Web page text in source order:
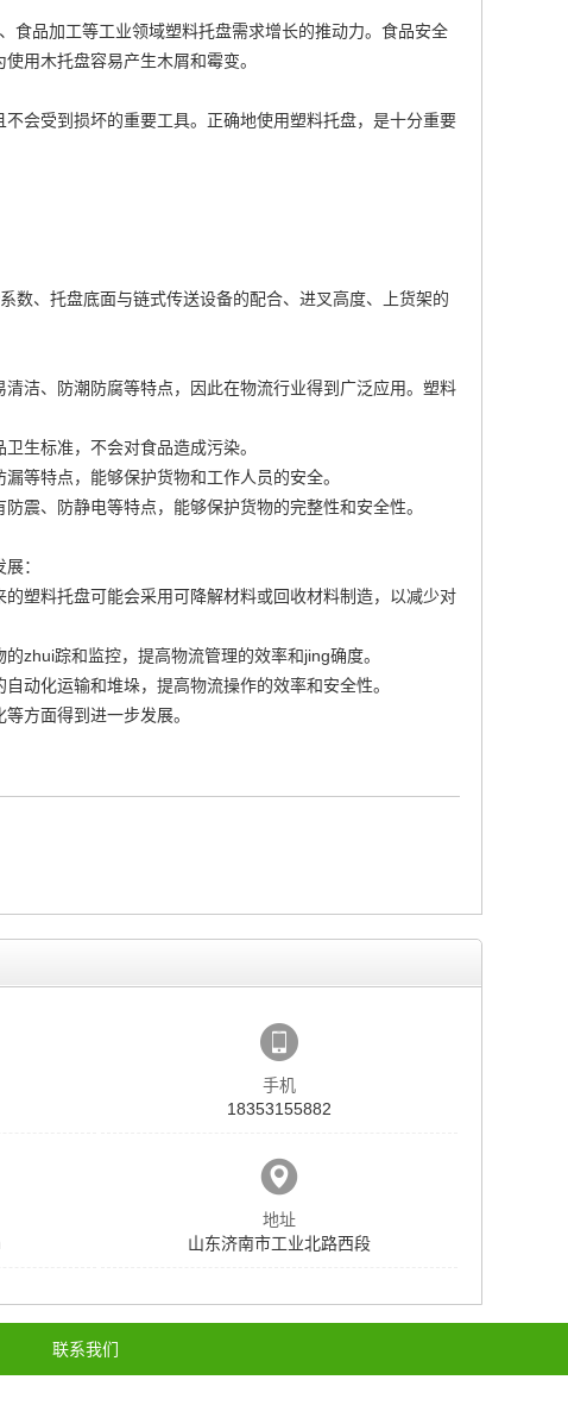
食品加工等工业领域塑料托盘需求增长的推动力。食品安全
用木托盘容易产生木屑和霉变。
会受到损坏的重要工具。正确地使用塑料托盘，是十分重要
数、托盘底面与链式传送设备的配合、进叉高度、上货架的
洁、防潮防腐等特点，因此在物流行业得到广泛应用。塑料
生标准，不会对食品造成污染。
等特点，能够保护货物和工作人员的安全。
震、防静电等特点，能够保护货物的完整性和安全性。
：
塑料托盘可能会采用可降解材料或回收材料制造，以减少对
zhui踪和监控，提高物流管理的效率和jing确度。
动化运输和堆垛，提高物流操作的效率和安全性。
方面得到进一步发展。
手机
18353155882
地址
山东济南市工业北路西段
联系我们